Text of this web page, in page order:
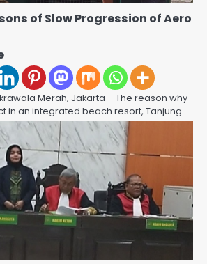
of Slow Progression of Aero
Merah, Jakarta – The reason why
in an integrated beach resort, Tanjung…